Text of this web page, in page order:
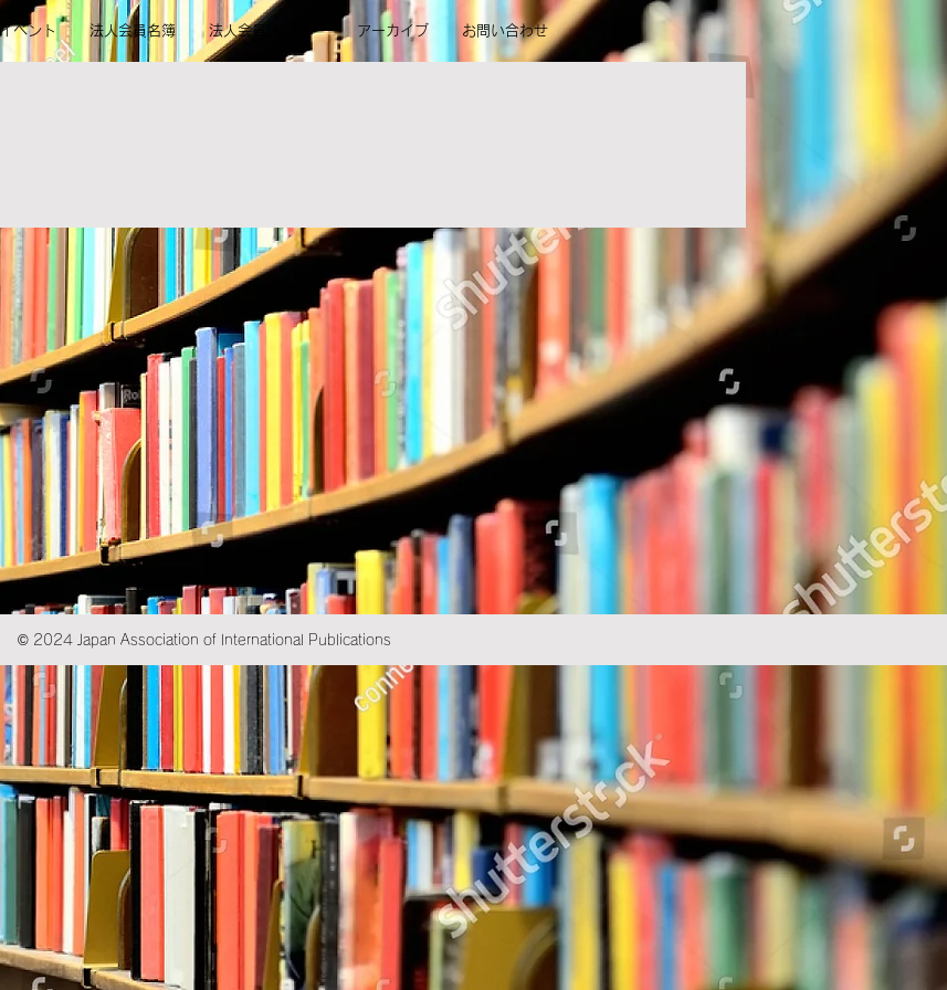
イベント 法人会員名簿 法人会員メニュー アーカイブ お問い合わせ
© 2024 Japan Association of International Publications